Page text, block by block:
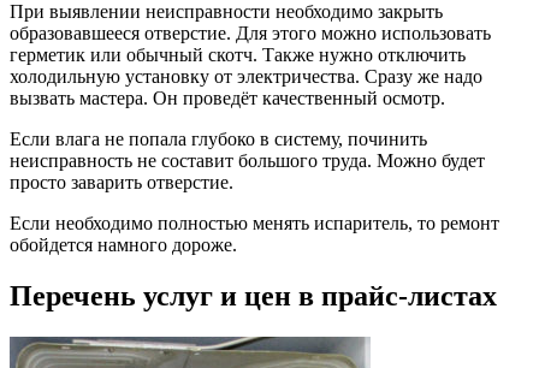
При выявлении неисправности необходимо закрыть
образовавшееся отверстие. Для этого можно использовать
герметик или обычный скотч. Также нужно отключить
холодильную установку от электричества. Сразу же надо
вызвать мастера. Он проведёт качественный осмотр.
Если влага не попала глубоко в систему, починить
неисправность не составит большого труда. Можно будет
просто заварить отверстие.
Если необходимо полностью менять испаритель, то ремонт
обойдется намного дороже.
Перечень услуг и цен в прайс-листах